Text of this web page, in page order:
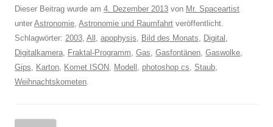
Dieser Beitrag wurde am 4. Dezember 2013 von Mr. Spaceartist
unter Astronomie, Astronomie und Raumfahrt veröffentlicht.
Schlagwörter: 2003, All , apophysis, Bild des Monats, Digital ,
Digitalkamera, Fraktal-Programm, Gas, Gasfontänen, Gaswolke,
Gips, Karton, Komet ISON, Modell , photoshop cs, Staub,
Weihnachtskometen.